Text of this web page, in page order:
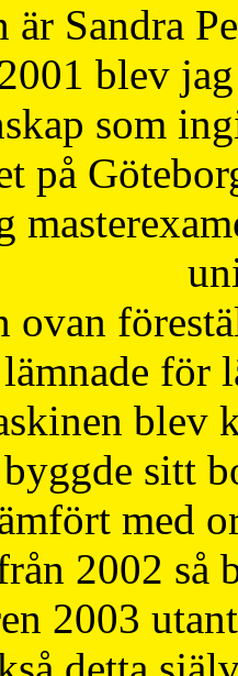
är Sandra
blev
som
på
ovan
för
blev
sitt
med
2002 så
2003